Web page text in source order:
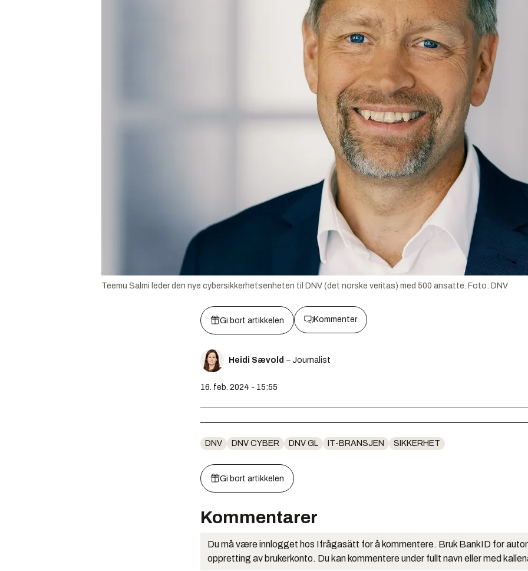
Teemu Salmi leder den nye cybersikkerhetsenheten til DNV (det norske veritas) med 500 ansatte. Foto: DNV
Gi bort artikkelen Kommenter
Heidi Sævold – Journalist
16. feb. 2024 - 15:55
DNV DNV CYBER DNV GL IT-BRANSJEN SIKKERHET
Gi bort artikkelen
Kommentarer
Du må være innlogget hos Ifrågasätt for å kommentere. Bruk BankID for
oppretting av brukerkonto. Du kan kommentere under fullt navn eller med